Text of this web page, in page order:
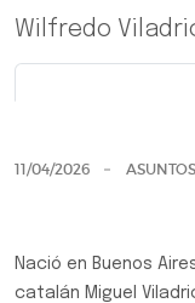
Wilfredo
11/04/2026
Nació en Buenos
catalán Miguel